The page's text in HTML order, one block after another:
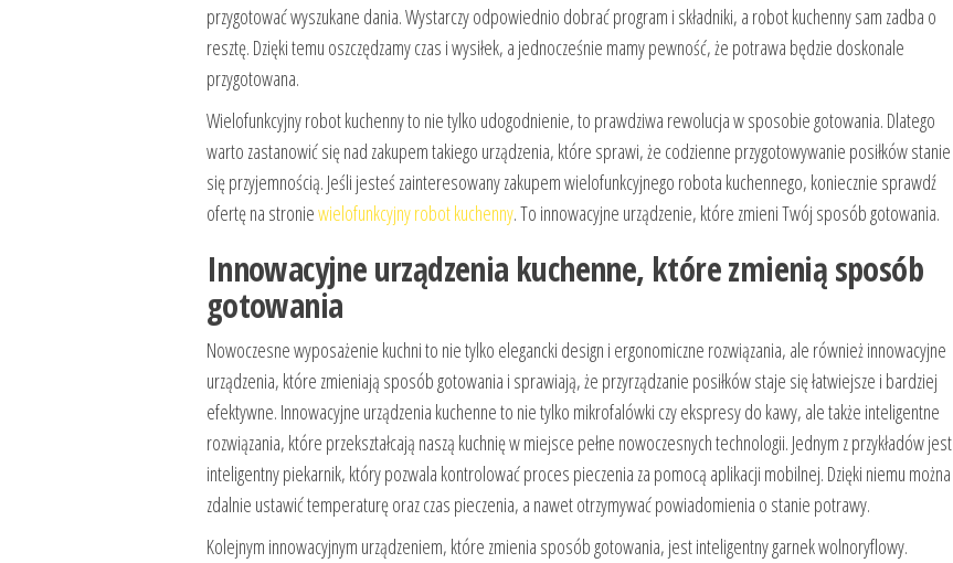
przygotować wyszukane dania. Wystarczy odpowiednio dobrać program i składniki, a robot kuchenny sam zadba o
resztę. Dzięki temu oszczędzamy czas i wysiłek, a jednocześnie mamy pewność, że potrawa będzie doskonale
przygotowana.
Wielofunkcyjny robot kuchenny to nie tylko udogodnienie, to prawdziwa rewolucja w sposobie gotowania. Dlatego
warto zastanowić się nad zakupem takiego urządzenia, które sprawi, że codzienne przygotowywanie posiłków stanie
się przyjemnością. Jeśli jesteś zainteresowany zakupem wielofunkcyjnego robota kuchennego, koniecznie sprawdź
ofertę na stroniewielofunkcyjny robot kuchenny. To innowacyjne urządzenie, które zmieni Twój sposób gotowania.
Innowacyjne urządzenia kuchenne, które zmienią sposób
gotowania
Nowoczesne wyposażenie kuchni to nie tylko elegancki design i ergonomiczne rozwiązania, ale również innowacyjne
urządzenia, które zmieniają sposób gotowania i sprawiają, że przyrządzanie posiłków staje się łatwiejsze i bardziej
efektywne. Innowacyjne urządzenia kuchenne to nie tylko mikrofalówki czy ekspresy do kawy, ale także inteligentne
rozwiązania, które przekształcają naszą kuchnię w miejsce pełne nowoczesnych technologii. Jednym z przykładów jest
inteligentny piekarnik, który pozwala kontrolować proces pieczenia za pomocą aplikacji mobilnej. Dzięki niemu można
zdalnie ustawić temperaturę oraz czas pieczenia, a nawet otrzymywać powiadomienia o stanie potrawy.
Kolejnym innowacyjnym urządzeniem, które zmienia sposób gotowania, jest inteligentny garnek wolnoryflowy.